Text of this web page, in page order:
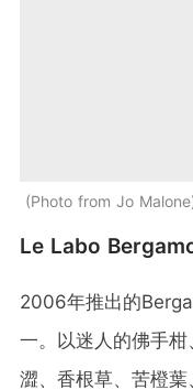
Photo from Jo Malone
Le Labo
2006年推出的
一。以迷人的佛手
澀、香根草、苦橙